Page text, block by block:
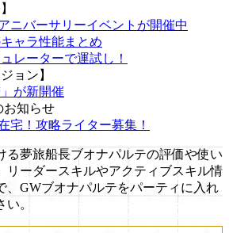
ニバーサリーイベントが開催中
ャラ性能まとめ
レーターで運試し！
ョン】
が新開催
お知らせ
宅！攻略ライター募集！
る夢旅船長ブオナパルテの評価や使い
リーダースキルやアクティブスキル情
、GWブオナパルテをパーティに入れ
。